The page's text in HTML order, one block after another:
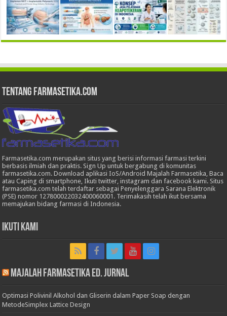
Tentang Farmasetika.com
Farmasetika.com merupakan situs yang berisi informasi farmasi terkini
berbasis ilmiah dan praktis. Sign Up untuk bergabung di komunitas
farmasetika.com. Download aplikasi IoS/Android Majalah Farmasetika, Baca
atau Caping di smartphone, Ikuti twitter, instagram dan facebook kami. Situs
farmasetika.com telah terdaftar sebagai Penyelenggara Sarana Elektronik
(PSE) nomor 127800022032400060001. Terimakasih telah ikut bersama
memajukan bidang farmasi di Indonesia.
Ikuti Kami
Majalah Farmasetika Ed. Jurnal
Optimasi Polivinil Alkohol dan Gliserin dalam Paper Soap dengan
MetodeSimplex Lattice Design